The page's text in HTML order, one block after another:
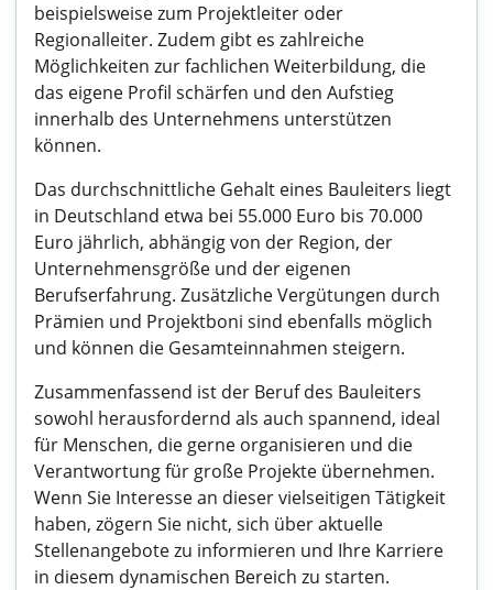
beispielsweise zum Projektleiter oder
Regionalleiter. Zudem gibt es zahlreiche
Möglichkeiten zur fachlichen Weiterbildung, die
das eigene Profil schärfen und den Aufstieg
innerhalb des Unternehmens unterstützen
können.
Das durchschnittliche Gehalt eines Bauleiters liegt
in Deutschland etwa bei 55.000 Euro bis 70.000
Euro jährlich, abhängig von der Region, der
Unternehmensgröße und der eigenen
Berufserfahrung. Zusätzliche Vergütungen durch
Prämien und Projektboni sind ebenfalls möglich
und können die Gesamteinnahmen steigern.
Zusammenfassend ist der Beruf des Bauleiters
sowohl herausfordernd als auch spannend, ideal
für Menschen, die gerne organisieren und die
Verantwortung für große Projekte übernehmen.
Wenn Sie Interesse an dieser vielseitigen Tätigkeit
haben, zögern Sie nicht, sich über aktuelle
Stellenangebote zu informieren und Ihre Karriere
in diesem dynamischen Bereich zu starten.